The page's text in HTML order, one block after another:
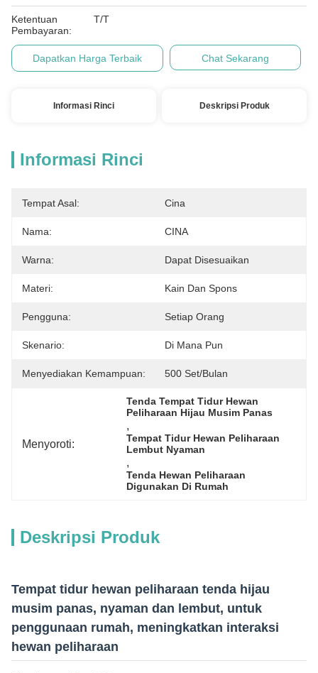
Ketentuan
Pembayaran:
T/T
Dapatkan Harga Terbaik Chat Sekarang
Informasi Rinci Deskripsi Produk
Informasi Rinci
Tempat Asal: Cina
Nama: CINA
Warna: Dapat Disesuaikan
Materi: Kain Dan Spons
Pengguna: Setiap Orang
Skenario: Di Mana Pun
Menyediakan Kemampuan: 500 Set/bulan
Menyoroti:
Tenda Tempat Tidur Hewan
Peliharaan Hijau Musim Panas
,
Tempat Tidur Hewan Peliharaan
Lembut Nyaman
,
Tenda Hewan Peliharaan
Digunakan Di Rumah
Deskripsi Produk
Tempat tidur hewan peliharaan tenda hijau
musim panas, nyaman dan lembut, untuk
penggunaan rumah, meningkatkan interaksi
hewan peliharaan